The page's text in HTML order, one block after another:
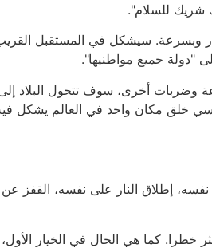
شريك للسلام".
وبسرعة. سيشكل في المستقبل القريب
"دولة جميع مواطنيها".
أخرى، سوف تتحول البلاد إلى
مكان واحد في العالم يشكل فيه
إطلاق النار على نفسه، القفز
خطرا. كما هي الحال في الخيار